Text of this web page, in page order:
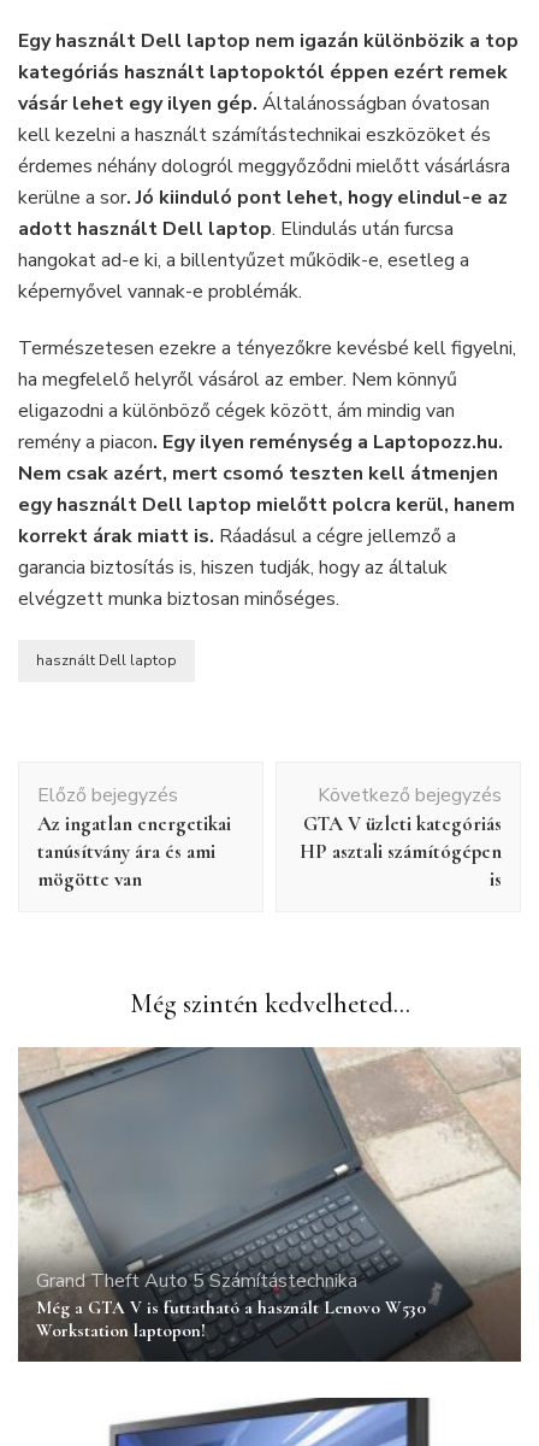
Egy használt Dell laptop nem igazán különbözik a top
kategóriás használt laptopoktól éppen ezért remek
vásár lehet egy ilyen gép. Általánosságban óvatosan
kell kezelni a használt számítástechnikai eszközöket és
érdemes néhány dologról meggyőződni mielőtt vásárlásra
kerülne a sor. Jó kiinduló pont lehet, hogy elindul-e az
adott használt Dell laptop. Elindulás után furcsa
hangokat ad-e ki, a billentyűzet működik-e, esetleg a
képernyővel vannak-e problémák.
Természetesen ezekre a tényezőkre kevésbé kell figyelni,
ha megfelelő helyről vásárol az ember. Nem könnyű
eligazodni a különböző cégek között, ám mindig van
remény a piacon. Egy ilyen reménység a Laptopozz.hu.
Nem csak azért, mert csomó teszten kell átmenjen
egy használt Dell laptop mielőtt polcra kerül, hanem
korrekt árak miatt is. Ráadásul a cégre jellemző a
garancia biztosítás is, hiszen tudják, hogy az általuk
elvégzett munka biztosan minőséges.
használt Dell laptop
navigáció
Előző bejegyzés
Az ingatlan energetikai
tanúsítvány ára és ami
mögötte van
Következő bejegyzés
GTA V üzleti kategóriás
HP asztali számítógépen
is
Még szintén kedvelheted...
Grand Theft Auto 5Számítástechnika
Még a GTA V is futtatható a használt Lenovo W530
Workstation laptopon!